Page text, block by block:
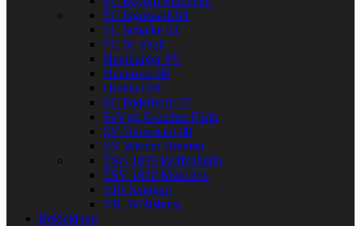
FC Ingolstadt 04
FC Schalke 04
FC St. Pauli
Hamburger SV
Hannover 96
Hertha BSC
SC Paderborn 07
SpVgg Greuther Fürth
SV Darmstadt 98
SV Werder Bremen
TSG 1899 Hoffenheim
TSV 1860 München
VfB Stuttgart
VfL Wolfsburg
Bekleidung